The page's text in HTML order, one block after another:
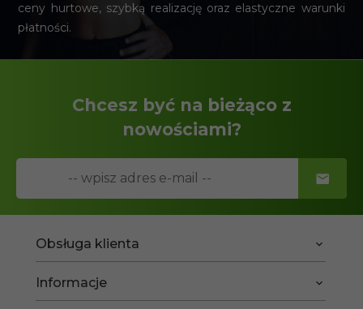
ceny hurtowe, szybką realizację oraz elastyczne warunki
płatności.
Chcesz być na bieżąco z
nowościami?
Obsługa klienta
Informacje